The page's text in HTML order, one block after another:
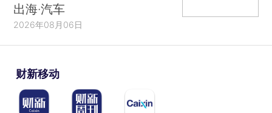
出海·汽车
2026年08月06日
财新移动